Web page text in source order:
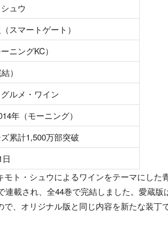
ュウ
スマートゲート）
ニングKC）
）
ルメ・ワイン
年（モーニング）
累計1,500万部突破
モト・シュウによるワインをテーマにした
載され、全44巻で完結しました。愛蔵版
、オリジナル版と同じ内容を新たな装丁